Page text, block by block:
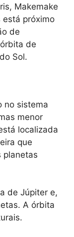
Makemake
está próximo
de
de
Sol.
no sistema
menor
localizada
que
planetas
de Júpiter e,
A órbita